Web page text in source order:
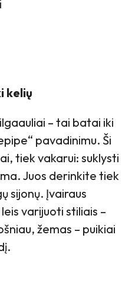
kelių
– tai batai iki
pavadinimu. Ši
tiek vakarui: suklysti
Juos derinkite tiek
sijonų. Įvairaus
varijuoti stiliais –
žemas – puikiai